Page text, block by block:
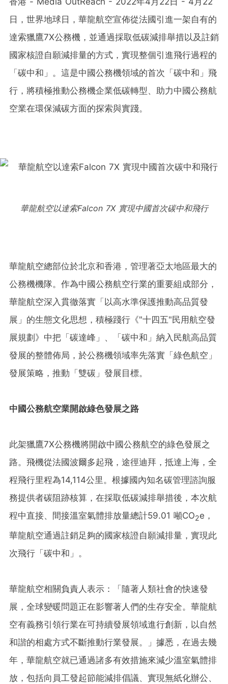
日，世界地球日，華龍航空宣佈從法國引進一架自有的
達索獵鷹7X公務機，並通過採取低碳減排舉措以及註銷
國家核證自願減排量的方式，實現整個引進飛行過程的
「碳中和」。這是中國公務機領域的首次「碳中和」飛
行，將積極推動公務機企業低碳轉型、助力中國公務航
空業在環保減碳方面的探索與實踐。
華龍航空以達索Falcon 7X 實現中國首次碳中和飛行
華龍航空總部位於北京和香港，管理著亞太地區最大的
公務機機隊。作為中國公務航空行業的重要組成部分，
華龍航空深入貫徹落實「以高水準保護推動高品質發
展」的生態文化思想，積極踐行《"十四五"民用航空發
展規劃》中把「碳達峰」、「碳中和」納入民航高品質
發展的整體佈局，於公務機領域率先落實「綠色航空」
發展策略，推動「雙碳」發展目標。
中國公務航空業開啟綠色發展之路
此架獵鷹7X公務機將開啟中國公務航空的綠色發展之
路。飛機從法國波爾多起飛，途徑迪拜，抵達上海，全
程飛行里程為14,114公里。根據國內知名碳管理諮詢服
務提供者碳阻跡核算，在採取低碳減排舉措後，本次航
程中直接、間接溫室氣體排放量總計59.01 噸CO2e，
華龍航空通過註銷足夠的國家核證自願減排量，實現此
次飛行「碳中和」。
華龍航空相關負責人表示：「隨著人類社會的快速發
展，全球變暖問題正在影響著人們的生存安全。華龍航
空有義務引領行業在可持續發展領域進行創新，以自然
和諧的相處方式不斷推動行業發展。」據悉，在過去幾
年，華龍航空就已通過諸多有效措施來減少溫室氣體排
放，包括向員工發起節能減排倡議、實現無紙化辦公、